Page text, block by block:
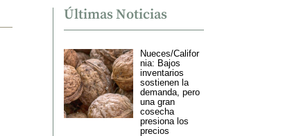
Últimas Noticias
Nueces/Califor
nia: Bajos
inventarios
sostienen la
demanda, pero
una gran
cosecha
presiona los
precios